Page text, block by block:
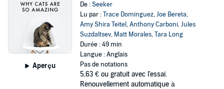
Aperçu
De :Seeker
Lu par :Trace Dominguez,Joe Bereta,
Amy Shira Teitel,Anthony Carboni,Jules
Suzdaltsev, Matt Morales,Tara Long
Durée : 49 min
Langue : Anglais
Pas de notations
5,63 € ou gratuit avec l'essai.
Renouvellement automatique à